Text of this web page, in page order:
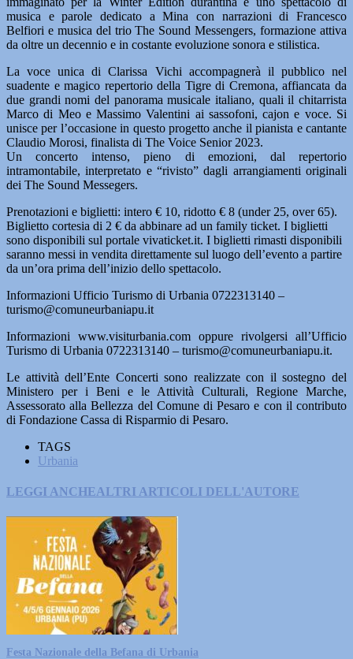
musica e parole dedicato a Mina con narrazioni di Francesco
Belfiori e musica del trio The Sound Messengers, formazione attiva
da oltre un decennio e in costante evoluzione sonora e stilistica.
La voce unica di Clarissa Vichi accompagnerà il pubblico nel
suadente e magico repertorio della Tigre di Cremona, affiancata da
due grandi nomi del panorama musicale italiano, quali il chitarrista
Marco di Meo e Massimo Valentini ai sassofoni, cajon e voce. Si
unisce per l’occasione in questo progetto anche il pianista e cantante
Claudio Morosi, finalista di The Voice Senior 2023.
Un concerto intenso, pieno di emozioni, dal repertorio
intramontabile, interpretato e “rivisto” dagli arrangiamenti originali
dei The Sound Messegers.
Prenotazioni e biglietti: intero € 10, ridotto € 8 (under 25, over 65).
Biglietto cortesia di 2 € da abbinare ad un family ticket. I biglietti
sono disponibili sul portale vivaticket.it. I biglietti rimasti disponibili
saranno messi in vendita direttamente sul luogo dell’evento a partire
da un’ora prima dell’inizio dello spettacolo.
Informazioni Ufficio Turismo di Urbania 0722313140 –
turismo@comuneurbaniapu.it
Informazioni www.visiturbania.com oppure rivolgersi all’Ufficio
Turismo di Urbania 0722313140 – turismo@comuneurbaniapu.it.
Le attività dell’Ente Concerti sono realizzate con il sostegno del
Ministero per i Beni e le Attività Culturali, Regione Marche,
Assessorato alla Bellezza del Comune di Pesaro e con il contributo
di Fondazione Cassa di Risparmio di Pesaro.
TAGS
Urbania
LEGGI ANCHEALTRI ARTICOLI DELL'AUTORE
Festa Nazionale della Befana di Urbania